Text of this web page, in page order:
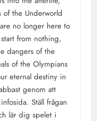
of the Underworld
no longer here to
from nothing,
dangers of the
of the Olympians
eternal destiny in
genom att
Ställ frågan
lär dig spelet i